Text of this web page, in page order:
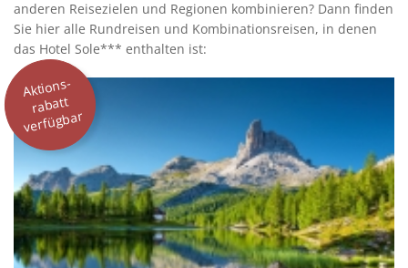
anderen Reisezielen und Regionen kombinieren? Dann finden
Sie hier alle Rundreisen und Kombinationsreisen, in denen
das Hotel Sole*** enthalten ist:
Aktions-
rabatt
verfügbar